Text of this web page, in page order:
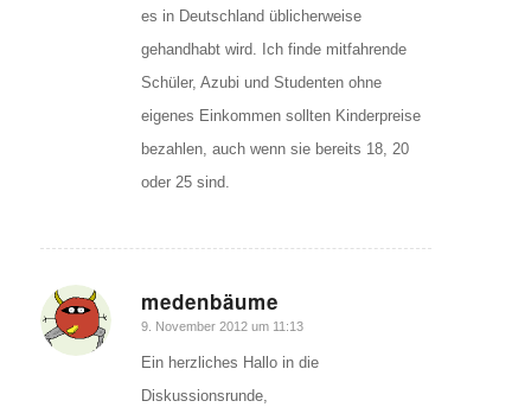
es in Deutschland üblicherweise
gehandhabt wird. Ich finde mitfahrende
Schüler, Azubi und Studenten ohne
eigenes Einkommen sollten Kinderpreise
bezahlen, auch wenn sie bereits 18, 20
oder 25 sind.
medenbäume
sagte:
9. November 2012 um 11:13
Ein herzliches Hallo in die
Diskussionsrunde,